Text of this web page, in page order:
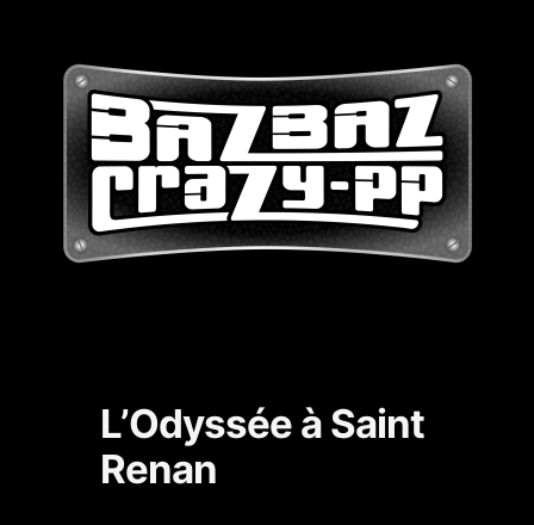
L’Odyssée à Saint
Renan